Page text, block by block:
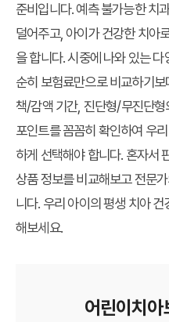
준비입니다. 예측 불가능한 치
덜어주고, 아이가 건강한 치아
을 합니다. 시중에 나와 있는
순히 보험료만으로 비교하기
책/감액 기간, 진단형/무진단
포인트를 꼼꼼히 확인하여 우
하게 선택해야 합니다. 혼자서
상품 정보를 비교해보고 전문
니다. 우리 아이의 평생 치아
해보세요.
어린이치아